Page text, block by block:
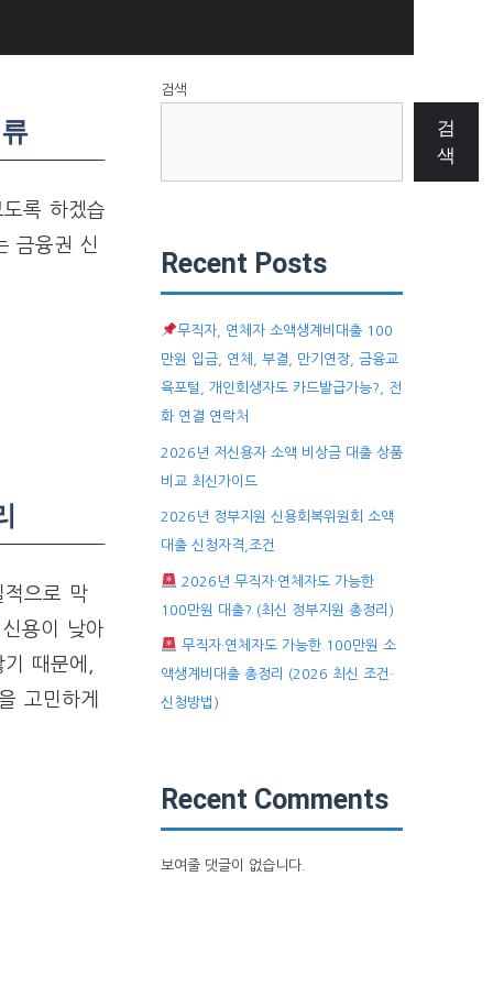
록 하겠습
금융권 신
적으로 막
신용이 낮아
때문에,
고민하게
검색
검
색
Recent Posts
무직자, 연체자 소액생계비대출 100
만원 입금, 연체, 부결, 만기연장, 금융교
육포털, 개인회생자도 카드발급가능?, 전
화 연결 연락처
2026년 저신용자 소액 비상금 대출 상품
비교 최신가이드
2026년 정부지원 신용회복위원회 소액
대출 신청자격,조건
2026년 무직자·연체자도 가능한
100만원 대출? (최신 정부지원 총정리)
무직자·연체자도 가능한 100만원 소
액생계비대출 총정리 (2026 최신 조건·
신청방법)
Recent Comments
보여줄 댓글이 없습니다.